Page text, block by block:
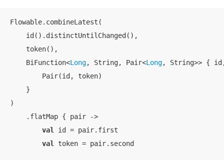
Flowable.combineLatest(
    id().distinctUntilChanged(),
    token(),
    BiFunction<
Long, String, Pair<Long, String>> {
        Pair(id, token)
    }
)
    .flatMap { pair ->
val
id = pair.first
val
token = pair.second